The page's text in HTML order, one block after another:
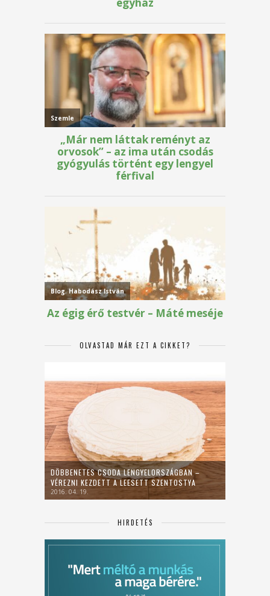
OLVASTAD MÁR EZT A CIKKET?
DÖBBENETES CSODA LENGYELORSZÁGBAN –
VÉREZNI KEZDETT A LEESETT SZENTOSTYA
2016. 04. 19.
HIRDETÉS